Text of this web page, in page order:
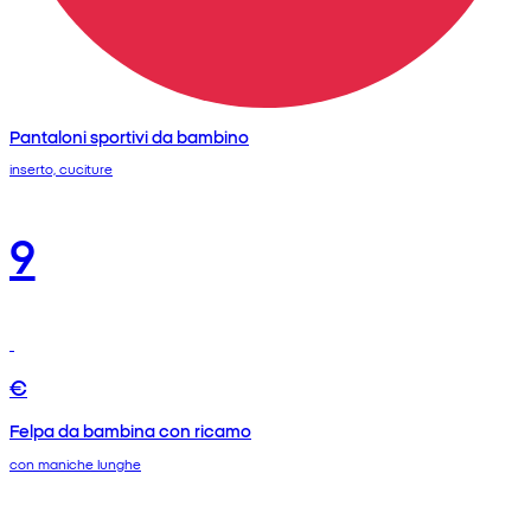
Pantaloni sportivi da bambino
inserto, cuciture
9
€
Felpa da bambina con ricamo
con maniche lunghe